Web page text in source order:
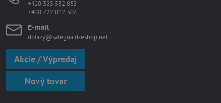
+420 325 532 052
+420 722 012 307
E-mail
dotazy@safeguard-eshop.net
Akcie / Výpredaj
Nový tovar